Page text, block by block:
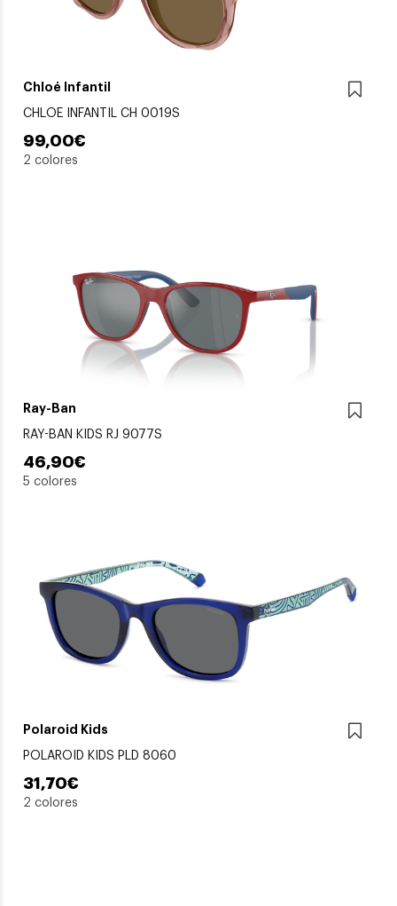
Chloé Infantil
CHLOE INFANTIL CH 0019S
99,00€
2 colores
Ray-Ban
RAY-BAN KIDS RJ 9077S
46,90€
5 colores
Polaroid Kids
POLAROID KIDS PLD 8060
31,70€
2 colores